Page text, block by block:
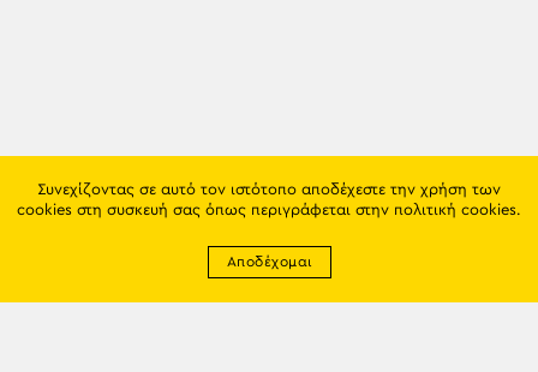
Συνεχίζοντας σε αυτό τον ιστότοπο αποδέχεστε την χρήση των
cookies στη συσκευή σας όπως περιγράφεται στην πολιτική cookies.
Αποδέχομαι